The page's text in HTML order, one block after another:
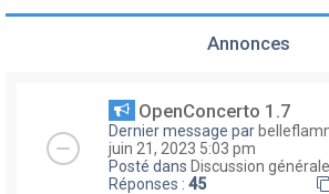
Annonces
OpenConcerto 1.7
Dernier message par
juin 21, 2023 5:03 pm
Posté dans Discussion générale
Réponses : 45